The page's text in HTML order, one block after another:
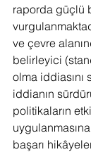
raporda güçlü
ve çevre
belirleyici
olma iddiasını
iddianın
politikaların
başarı